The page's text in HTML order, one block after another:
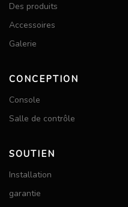
Des produits
Accessoires
Galerie
CONCEPTION
Console
Salle de contrôle
SOUTIEN
Installation
garantie